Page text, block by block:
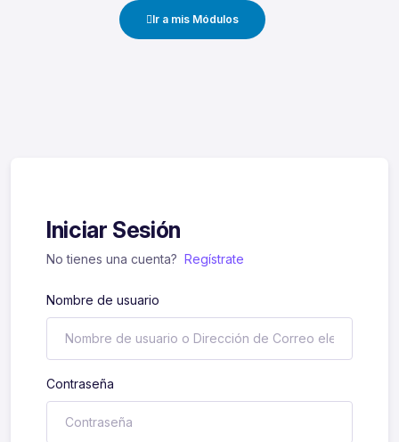
Ir a mis Módulos
Iniciar Sesión
No tienes una cuenta? Regístrate
Nombre de usuario
Contraseña